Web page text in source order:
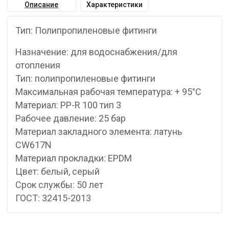
Описание Характеристики
Тип: Полипропиленовые фитинги
Назначение: для водоснабжения/для
отопления
Тип: полипропиленовые фитинги
Максимальная рабочая температура: + 95°С
Материал: PP-R 100 тип 3
Рабочее давление: 25 бар
Материал закладного элемента: латунь
CW617N
Материал прокладки: EPDM
Цвет: белый, серый
Срок службы: 50 лет
ГОСТ: 32415-2013